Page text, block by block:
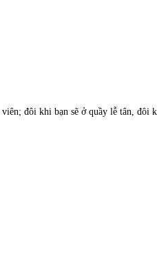
đôi khi bạn sẽ ở quầy lễ tân, đôi